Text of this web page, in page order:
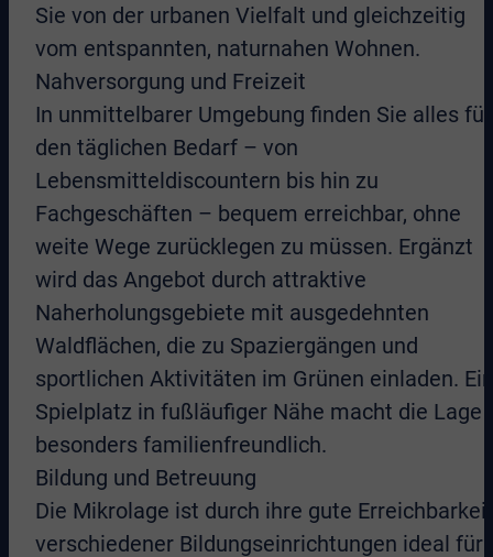
Sie von der urbanen Vielfalt und gleichzeitig
vom entspannten, naturnahen Wohnen.
Nahversorgung und Freizeit
In unmittelbarer Umgebung finden Sie alles für
den täglichen Bedarf – von
Lebensmitteldiscountern bis hin zu
Fachgeschäften – bequem erreichbar, ohne
weite Wege zurücklegen zu müssen. Ergänzt
wird das Angebot durch attraktive
Naherholungsgebiete mit ausgedehnten
Waldflächen, die zu Spaziergängen und
sportlichen Aktivitäten im Grünen einladen. Ein
Spielplatz in fußläufiger Nähe macht die Lage
besonders familienfreundlich.
Bildung und Betreuung
Die Mikrolage ist durch ihre gute Erreichbarkeit
verschiedener Bildungseinrichtungen ideal für